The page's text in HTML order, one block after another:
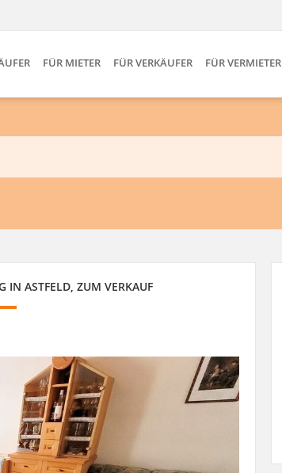
FÜR MIETER FÜR VERKÄUFER FÜR VERMIETER
IN ASTFELD, ZUM VERKAUF